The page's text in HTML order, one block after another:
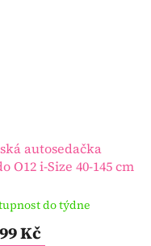
autosedačka
O12 i-Size 40-145 cm
do týdne
Kč